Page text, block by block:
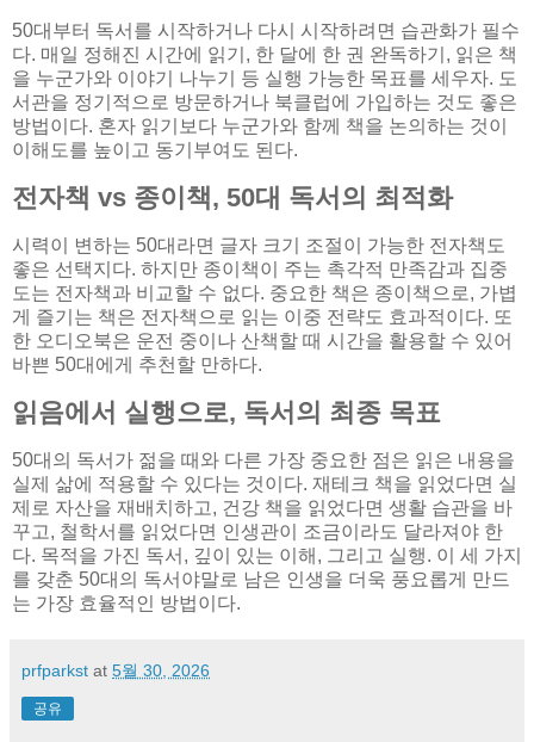
50대부터 독서를 시작하거나 다시 시작하려면 습관화가 필수
다. 매일 정해진 시간에 읽기, 한 달에 한 권 완독하기, 읽은 책
을 누군가와 이야기 나누기 등 실행 가능한 목표를 세우자. 도
서관을 정기적으로 방문하거나 북클럽에 가입하는 것도 좋은
방법이다. 혼자 읽기보다 누군가와 함께 책을 논의하는 것이
이해도를 높이고 동기부여도 된다.
전자책 vs 종이책, 50대 독서의 최적화
시력이 변하는 50대라면 글자 크기 조절이 가능한 전자책도
좋은 선택지다. 하지만 종이책이 주는 촉각적 만족감과 집중
도는 전자책과 비교할 수 없다. 중요한 책은 종이책으로, 가볍
게 즐기는 책은 전자책으로 읽는 이중 전략도 효과적이다. 또
한 오디오북은 운전 중이나 산책할 때 시간을 활용할 수 있어
바쁜 50대에게 추천할 만하다.
읽음에서 실행으로, 독서의 최종 목표
50대의 독서가 젊을 때와 다른 가장 중요한 점은 읽은 내용을
실제 삶에 적용할 수 있다는 것이다. 재테크 책을 읽었다면 실
제로 자산을 재배치하고, 건강 책을 읽었다면 생활 습관을 바
꾸고, 철학서를 읽었다면 인생관이 조금이라도 달라져야 한
다. 목적을 가진 독서, 깊이 있는 이해, 그리고 실행. 이 세 가지
를 갖춘 50대의 독서야말로 남은 인생을 더욱 풍요롭게 만드
는 가장 효율적인 방법이다.
prfparkst at 5월 30, 2026
공유